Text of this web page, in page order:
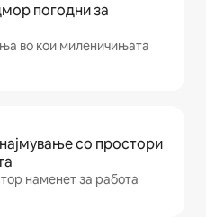
погодни за
во кои миленичињата
со простори
наменет за работа